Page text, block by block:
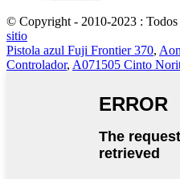
© Copyright - 2010-2023 : Todos
sitio
Pistola azul Fuji Frontier 370,
Controlador, A071505 Cinto